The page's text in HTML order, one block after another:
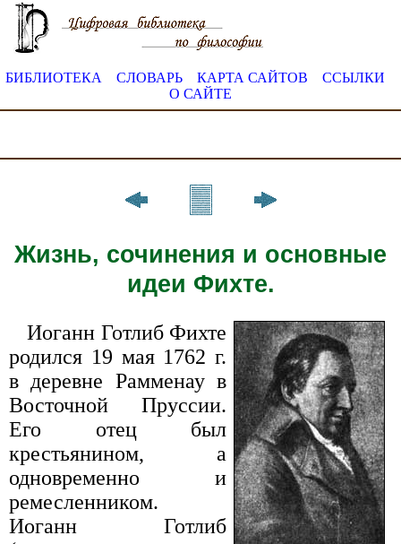
БИБЛИОТЕКА СЛОВАРЬ КАРТА САЙТОВ
ССЫЛКИ
О САЙТЕ
Жизнь, сочинения и основные
идеи Фихте.
Иоганн Готлиб Фихте
родился 19 мая 1762 г.
в деревне Рамменау в
Восточной Пруссии.
Его отец был
крестьянином, а
одновременно и
ремесленником.
Иоганн Готлиб